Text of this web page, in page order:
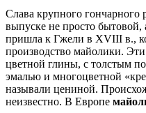
Слава крупного гончарного
выпуске не просто бытовой,
пришла к Гжели в XVIII в.,
производство майолики.
цветной глины, с толстым
эмалью и многоцветной
называли цениной.
неизвестно. В Европе